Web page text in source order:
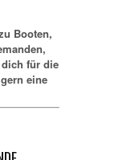
Booten,
für die
eine